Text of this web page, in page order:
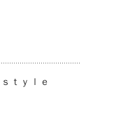
ｔｙｌｅ